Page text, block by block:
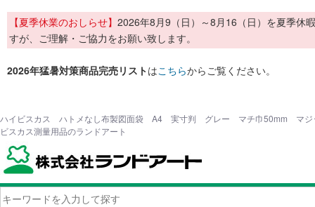
【夏季休業のおしらせ】 2026年8月9（日）～8月16（日）を夏季休
すが、ご理解・ご協力をお願い致します。
2026年猛暑対策商品完売リストはこちらからご覧ください。
ハイビスカス ハトメなし布製図面袋 A4 実寸判 グレー マチ巾50mm マジ
ビスカス測量用品のランドアート